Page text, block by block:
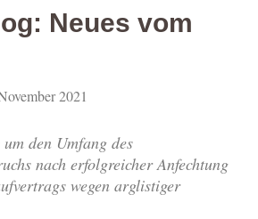
Neues vom
2021
den Umfang des
nach erfolgreicher Anfechtung
wegen arglistiger